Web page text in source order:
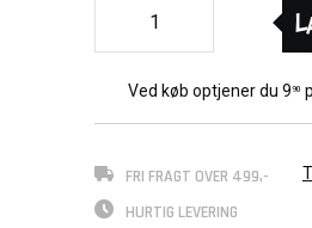
Ved køb optjener du 990
FRI FRAGT OVER 499,-
HURTIG LEVERING